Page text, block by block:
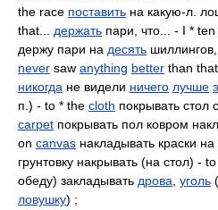
the race поставить на какую-л.
that... держать пари, что... - I * ten
держу пари на десять
never saw anything better than
никогда не видели ничего лучше
п.) - to * the cloth покрывать стол
carpet покрывать пол ковром
on canvas накладывать краски на
грунтовку накрывать (на стол) -
обеду) закладывать дрова уголь
ловушку) ;